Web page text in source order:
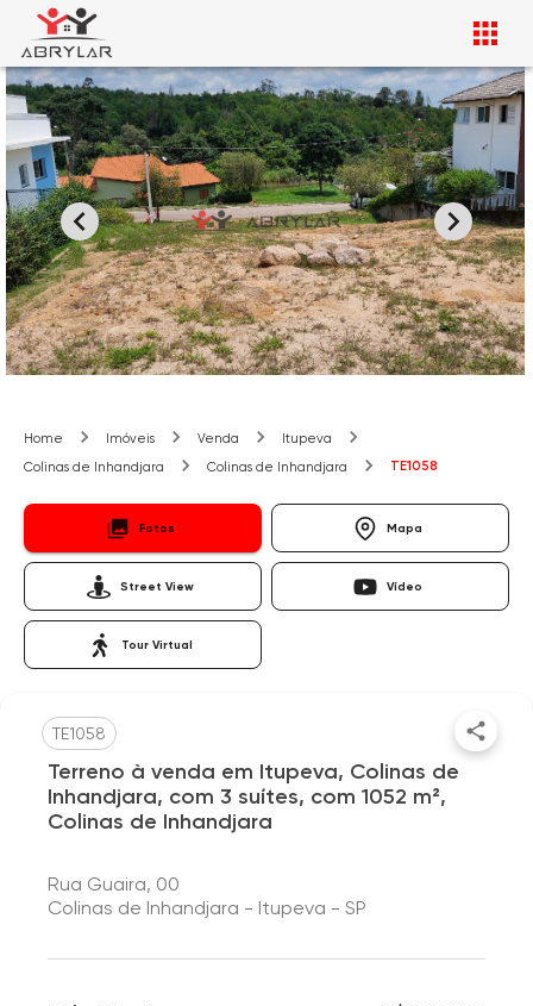
Home Imóveis Venda
Itupeva
Colinas de Inhandjara
Colinas de Inhandjara TE1058
Fotos Mapa
Street View Vídeo
Tour Virtual
TE1058
Terreno à venda em Itupeva, Colinas de
Inhandjara, com 3 suítes, com 1052 m²,
Colinas de Inhandjara
Rua Guaira, 00
Colinas de Inhandjara - Itupeva - SP